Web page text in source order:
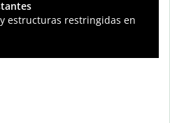
estructuras restringidas en